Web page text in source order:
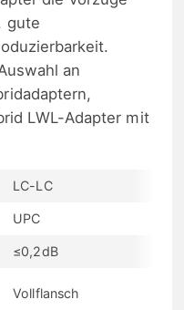
gute
an
LWL-Adapter mit
LC-LC
UPC
≤0,2dB
Vollflansch